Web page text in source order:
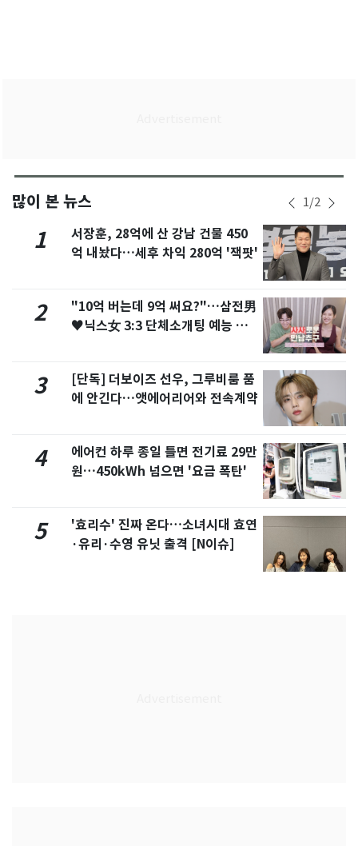
많이 본 뉴스 1/2
1
서장훈, 28억에 산 강남 건물 450
억 내놨다…세후 차익 280억 '잭팟'
2
"10억 버는데 9억 써요?"…삼전男
♥닉스女 3:3 단체소개팅 예능 화
3
[단독] 더보이즈 선우, 그루비룸 품
에 안긴다…앳에어리어와 전속계약
4
에어컨 하루 종일 틀면 전기료 29만
원…450kWh 넘으면 '요금 폭탄'
5
'효리수' 진짜 온다…소녀시대 효연
·유리·수영 유닛 출격 [N이슈]